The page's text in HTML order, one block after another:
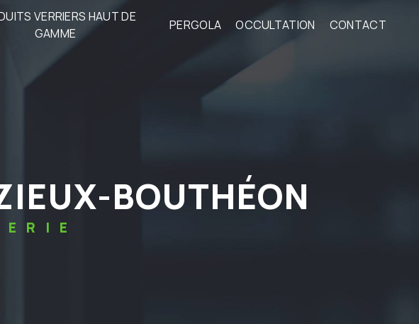
VERRIERS HAUT DE
GAMME
PERGOLA OCCULTATION CONTACT
BOUTHÉON